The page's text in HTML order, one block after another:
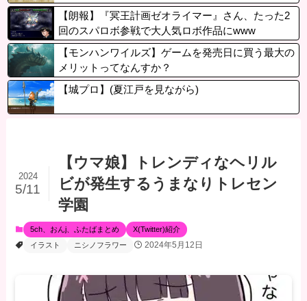
念コラボカフェ【復活編】開催決定！
【朗報】『冥王計画ゼオライマー』さん、たった2
回のスパロボ参戦で大人気ロボ作品にwww
【モンハンワイルズ】ゲームを発売日に買う最大の
メリットってなんすか？
【城プロ】(夏江戸を見ながら)
【ウマ娘】トレンディなヘリル
ビが発生するうまなりトレセン
学園
2024
5/11
5ch、おんj、ふたばまとめ
X(Twitter)紹介
イラスト
ニシノフラワー 2024年5月12日